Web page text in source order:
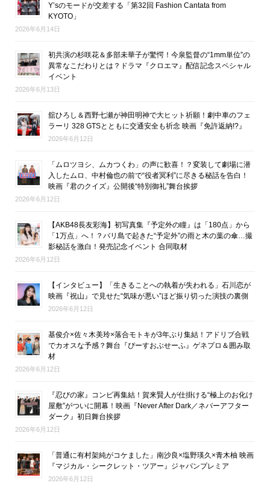
Y’sのモードが交差する「第32回 Fashion Cantata from
KYOTO」
2026年6月14日
初共演の杉咲花＆多部未華子が驚愕！今泉監督の“1mm単位”の
異常なこだわりとは？ドラマ『クロエマ』配信記念スペシャル
イベント
2026年6月13日
舘ひろし＆西野七瀬が神田明神で大ヒット祈願！劇中車のフェ
ラーリ 328 GTSとともに交通安全も祈念 映画『免許返納!?』
2026年6月12日
「ムロツヨシ、ムカつくわ」の声に歓喜！？変装して劇場に潜
入したムロ、中村倫也の前で“役者冥利”に尽きる秘話を告白！
映画『君のクイズ』公開後“特別御礼”舞台挨拶
2026年6月12日
【AKB48長友彩海】初写真集『予定外の瞳』は「180点」から
「1万点」へ！？バリ島で起きた“予定外”の雨と木の葉の傘…撮
影秘話を激白！発売記念イベント 合同取材
2026年6月12日
【インタビュー】「生きることへの執着が失われる」石川恋が
映画『祝山』で見せた“気味が悪い”ほど振り切った演技の裏側
2026年6月12日
基俊介×佐々木美玲×落合モトキが3年ぶり集結！アドリブ合戦
でカオスな予感？舞台『ぴーすおぶせーふ』ゲネプロ＆囲み取
材
2026年6月12日
『忍びの家』コンビ再集結！賀来賢人が仕掛ける“極上のお化け
屋敷”がついに開幕！映画『Never After Dark／ネバーアフター
ダーク』初日舞台挨拶
2026年6月12日
「普通に有村架純がコケました」南沙良×塩野瑛久×青木柚 映画
『マジカル・シークレット・ツアー』ジャパンプレミア
2026年6月12日